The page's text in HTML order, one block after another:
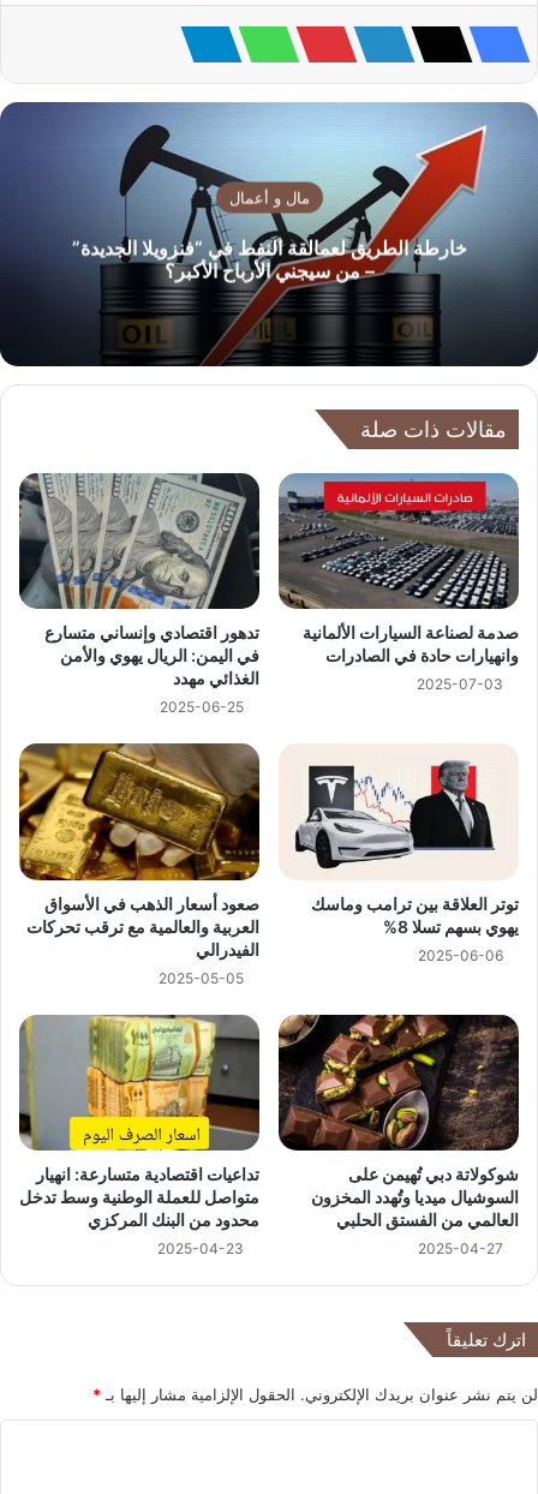
مال و أعمال
خارطة الطريق لعمالقة النفط في “فنزويلا الجديدة”
– من سيجني الأرباح الأكبر؟
مقالات ذات صلة
صدمة لصناعة السيارات الألمانية
وانهيارات حادة في الصادرات
2025-07-03
تدهور اقتصادي وإنساني متسارع
في اليمن: الريال يهوي والأمن
الغذائي مهدد
2025-06-25
توتر العلاقة بين ترامب وماسك
يهوي بسهم تسلا 8%
2025-06-06
صعود أسعار الذهب في الأسواق
العربية والعالمية مع ترقب تحركات
الفيدرالي
2025-05-05
شوكولاتة دبي تُهيمن على
السوشيال ميديا وتُهدد المخزون
العالمي من الفستق الحلبي
2025-04-27
تداعيات اقتصادية متسارعة: انهيار
متواصل للعملة الوطنية وسط تدخل
محدود من البنك المركزي
2025-04-23
اترك تعليقاً
لن يتم نشر عنوان بريدك الإلكتروني. الحقول الإلزامية مشار إليها بـ *